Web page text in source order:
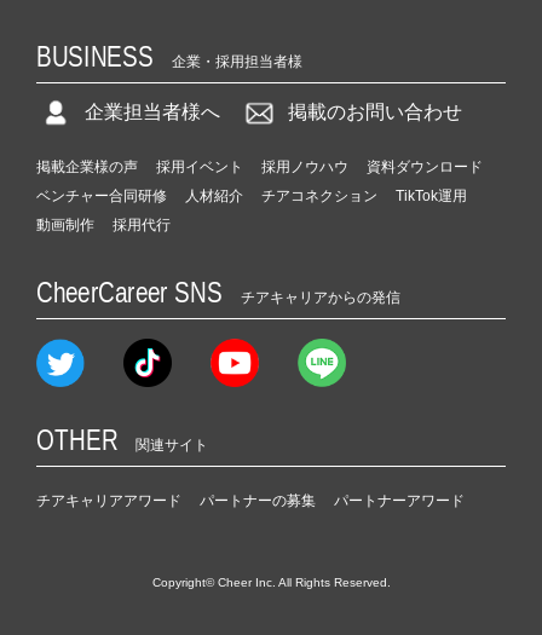
BUSINESS 企業・採用担当者様
企業担当者様へ 掲載のお問い合わせ
掲載企業様の声 採用イベント 採用ノウハウ
資料ダウンロード
ベンチャー合同研修
人材紹介 チアコネクション
TikTok運用
動画制作
採用代行
CheerCareer SNS チアキャリアからの発信
OTHER 関連サイト
チアキャリアアワード パートナーの募集 パートナーアワード
Copyright© Cheer Inc. All Rights Reserved.